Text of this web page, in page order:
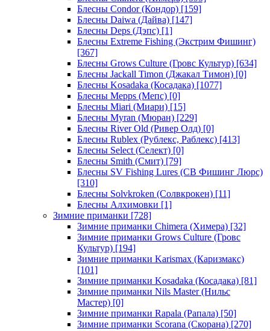
Блесны Condor (Кондор) [159]
Блесны Daiwa (Дайва) [147]
Блесны Deps (Дэпс) [1]
Блесны Extreme Fishing (Экстрим Фишинг)
[367]
Блесны Grows Culture (Гровс Культур) [634]
Блесны Jackall Timon (Джакал Тимон) [0]
Блесны Kosadaka (Косадака) [1077]
Блесны Mepps (Мепс) [0]
Блесны Miari (Миари) [15]
Блесны Myran (Мюран) [229]
Блесны River Old (Ривер Олд) [0]
Блесны Rublex (Рублекс, Раблекс) [413]
Блесны Select (Селект) [0]
Блесны Smith (Смит) [79]
Блесны SV Fishing Lures (СВ Фишинг Люрс)
[310]
Блесны Solvkroken (Солвкрокен) [11]
Блесны Алхимовки [1]
Зимние приманки [728]
Зимние приманки Chimera (Химера) [32]
Зимние приманки Grows Culture (Гровс
Культур) [194]
Зимние приманки Karismax (Каризмакс)
[101]
Зимние приманки Kosadaka (Косадака) [81]
Зимние приманки Nils Master (Нильс
Мастер) [0]
Зимние приманки Rapala (Рапала) [50]
Зимние приманки Scorana (Скорана) [270]